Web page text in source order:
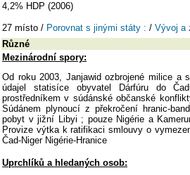
4,2% HDP (2006)
27 místo / Porovnat s jinými státy : / Vývoj a
Různé
Mezinárodní spory:
Od roku 2003, Janjawid ozbrojené milice a
údajel statisíce obyvatel Dárfúru do
prostředníkem v súdánské občanské
Súdánem plynoucí z překročení hranic-
pobyt v jižní Libyi ; pouze Nigérie a
Provize výtka k ratifikaci smlouvy o
Čad-Niger Nigérie-Hranice
Uprchlíků a hledaných osob: